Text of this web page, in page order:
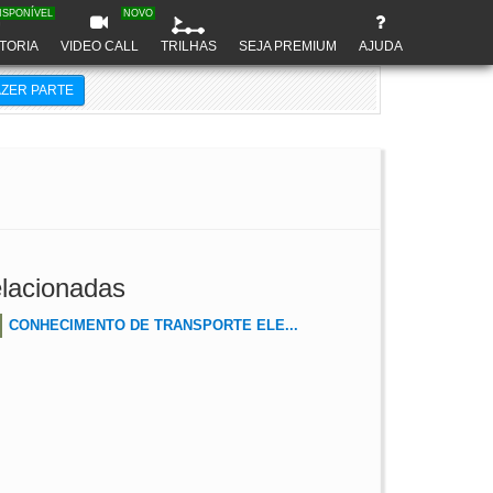
VIDEO CALL
NOVO
TRILHAS SEJA PREMIUM AJUDA
PARTE
CONHECIMENTO DE TRANSPORTE ELE...